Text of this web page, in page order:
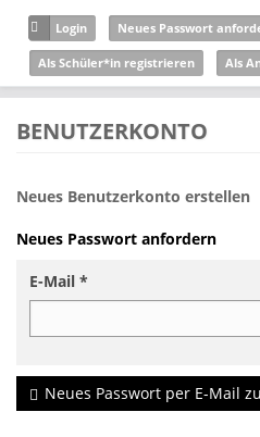
Direkt zum Inhalt
Login Neues Passwort
Als Schüler*in registrieren Als
BENUTZERKONTO
Haupt-Reiter
Neues Benutzerkonto erstellen
Neues Passwort anfordern
E-Mail *
Neues Passwort per E-Mail